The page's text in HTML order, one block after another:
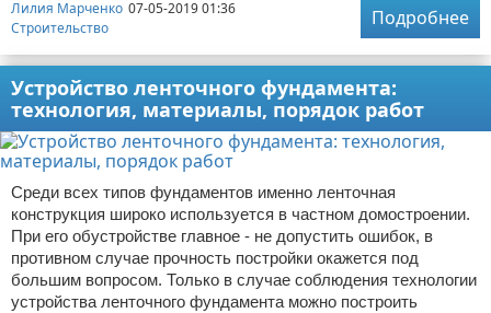
Лилия Марченко 07-05-2019 01:36
Строительство
Подробнее
Устройство ленточного фундамента:
технология, материалы, порядок работ
Среди всех типов фундаментов именно ленточная
конструкция широко используется в частном домостроении.
При его обустройстве главное - не допустить ошибок, в
противном случае прочность постройки окажется под
большим вопросом. Только в случае соблюдения технологии
устройства ленточного фундамента можно построить